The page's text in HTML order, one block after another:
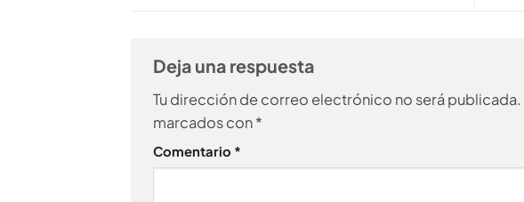
Deja una respuesta
Tu dirección de correo electrónico no será publicada.
marcados con*
Comentario *